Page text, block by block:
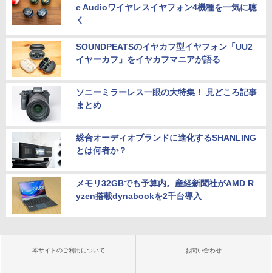
e Audioワイヤレスイヤフォン4機種を一気に聴
く
SOUNDPEATSのイヤカフ型イヤフォン「UU2
イヤーカフ」をイヤカフマニアが語る
ソニーミラーレス一眼の大特集！ 見どころ記事
まとめ
総合オーディオブランドに進化するSHANLING
とは何者か？
メモリ32GBでも予算内。産経新聞社がAMD R
yzen搭載dynabookを2千台導入
本サイトのご利用について お問い合わせ